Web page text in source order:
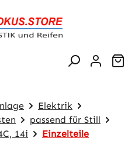
Elektrik
passend für Still
14i
Einzelteile